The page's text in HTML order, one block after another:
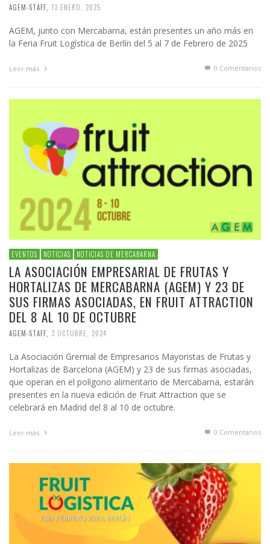
AGEM-STAFF 13 ENERO, 2025
AGEM, junto con Mercabarna, están presentes un año más en
la Feria Fruit Logística de Berlín del 5 al 7 de Febrero de 2025
Leer más 0 Comentarios
EVENTOS NOTICIAS NOTICIAS DE MERCABARNA
LA ASOCIACIÓN EMPRESARIAL DE FRUTAS Y
HORTALIZAS DE MERCABARNA (AGEM) Y 23 DE
SUS FIRMAS ASOCIADAS, EN FRUIT ATTRACTION
DEL 8 AL 10 DE OCTUBRE
AGEM-STAFF 3 OCTUBRE, 2024
La Asociación Gremial de Empresarios Mayoristas de Frutas y
Hortalizas de Barcelona (AGEM) y 23 de sus firmas asociadas,
que operan en el polígono alimentario de Mercabarna, estarán
presentes en la nueva edición de Fruit Attraction que se
celebrará en Madrid del 8 al 10 de octubre.
Leer más 0 Comentarios